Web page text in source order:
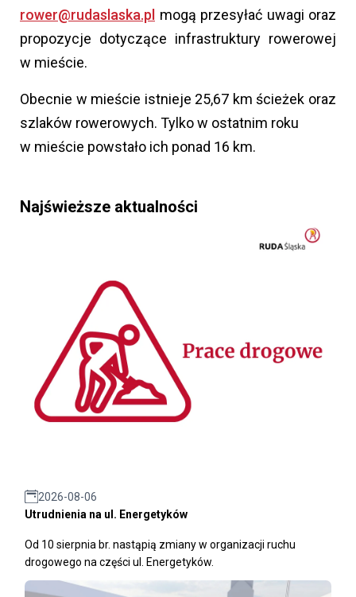
rower@rudaslaska.pl mogą przesyłać uwagi oraz
propozycje dotyczące infrastruktury rowerowej
w mieście.
Obecnie w mieście istnieje 25,67 km ścieżek oraz
szlaków rowerowych. Tylko w ostatnim roku
w mieście powstało ich ponad 16 km.
Najświeższe aktualności
2026-08-06
Utrudnienia na ul. Energetyków
Od 10 sierpnia br. nastąpią zmiany w organizacji ruchu
drogowego na części ul. Energetyków.